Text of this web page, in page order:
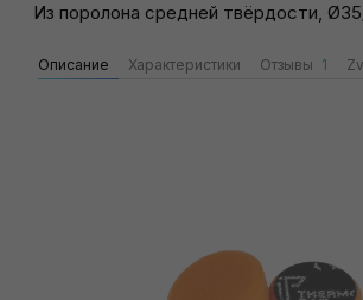
Из поролона средней твёрдости,
Описание Характеристики Отзывы 1